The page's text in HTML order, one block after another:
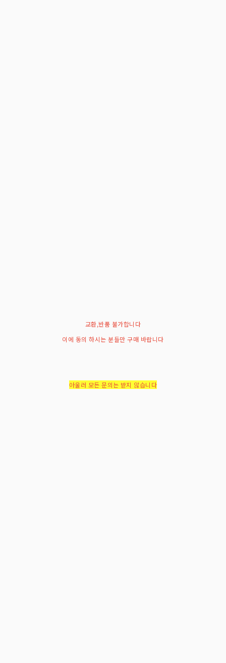
교환,반품 불가합니다
이에 동의 하시는 분들만 구매 바랍니다
아울러 모든 문의는 받지 않습니다